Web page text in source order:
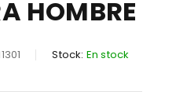
HOMBRE
Stock: En stock